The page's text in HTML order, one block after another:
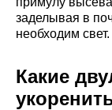
заделывая в
необходим свет.
Какие